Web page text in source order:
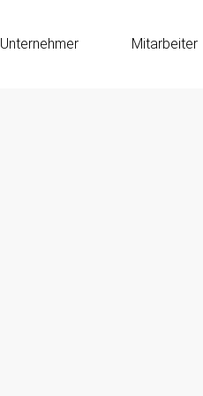
Unternehmer Mitarbeiter